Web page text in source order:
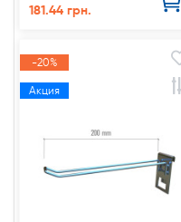
181.44 грн.
-20%
Акция